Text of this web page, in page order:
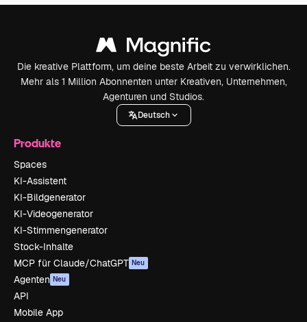
Die kreative Plattform, um deine beste Arbeit zu verwirklichen.
Mehr als 1 Million Abonnenten unter Kreativen, Unternehmen,
Agenturen und Studios.
Deutsch
Produkte
Spaces
KI-Assistent
KI-Bildgenerator
KI-Videogenerator
KI-Stimmengenerator
Stock-Inhalte
MCP für Claude/ChatGPT Neu
Agenten Neu
API
Mobile App